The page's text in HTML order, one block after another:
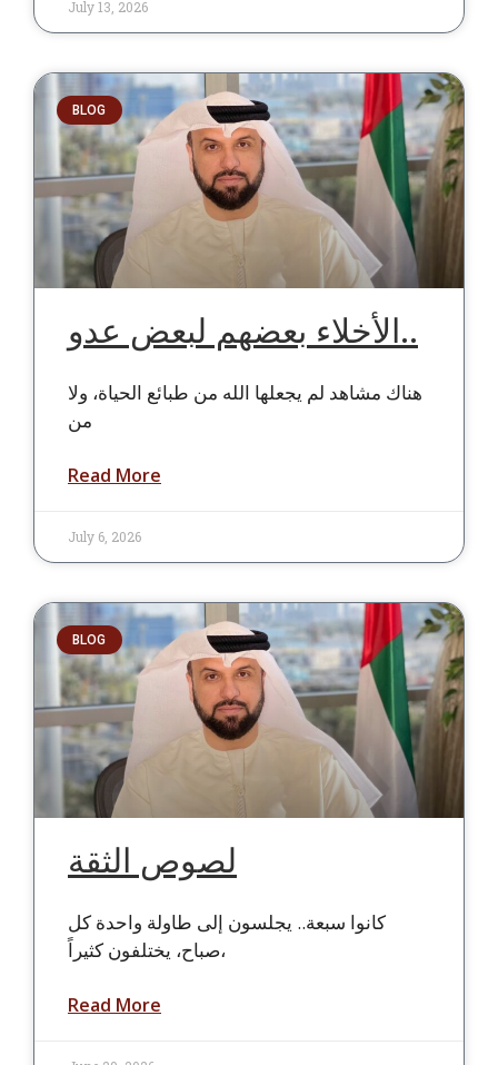
July 13, 2026
BLOG
الأخلاء بعضهم لبعض عدو..
هناك مشاهد لم يجعلها الله من طبائع الحياة، ولا
من
Read More
July 6, 2026
BLOG
لصوص الثقة
كانوا سبعة.. يجلسون إلى طاولة واحدة كل
صباح، يختلفون كثيراً،
Read More